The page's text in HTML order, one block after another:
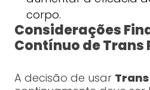
corpo.
Considerações
Contínuo de Trans
A decisão de usar